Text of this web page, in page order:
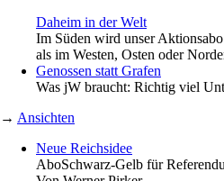
Daheim in der Welt
Im Süden wird unser
als im Westen, Osten oder
Genossen statt Grafen
Was jW braucht: Richtig viel
→ Ansichten
Neue Reichsidee
AboSchwarz-Gelb für